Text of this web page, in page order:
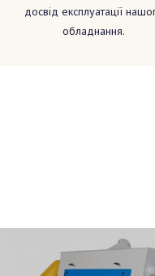
досвід експлуатації
обладнання.